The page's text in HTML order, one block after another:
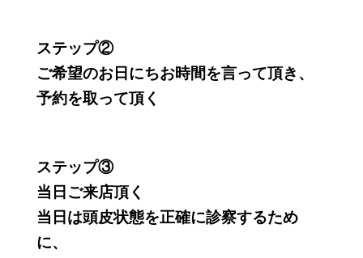
ステップ②
ご希望のお日にちお時間を言って頂き、
予約を取って頂く
ステップ③
当日ご来店頂く
当日は頭皮状態を正確に診察するため
に、